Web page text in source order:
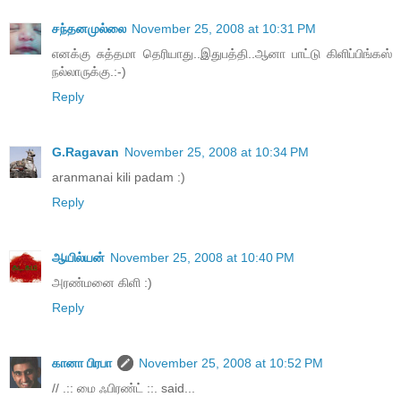
சந்தனமுல்லை November 25, 2008 at 10:31 PM
எனக்கு சுத்தமா தெரியாது..இதுபத்தி..ஆனா பாட்டு கிளிப்பிங்கஸ்
நல்லாருக்கு.:-)
Reply
G.Ragavan November 25, 2008 at 10:34 PM
aranmanai kili padam :)
Reply
ஆயில்யன் November 25, 2008 at 10:40 PM
அரண்மனை கிளி :)
Reply
கானா பிரபா
November 25, 2008 at 10:52 PM
// .:: மை ஃபிரண்ட் ::. said...